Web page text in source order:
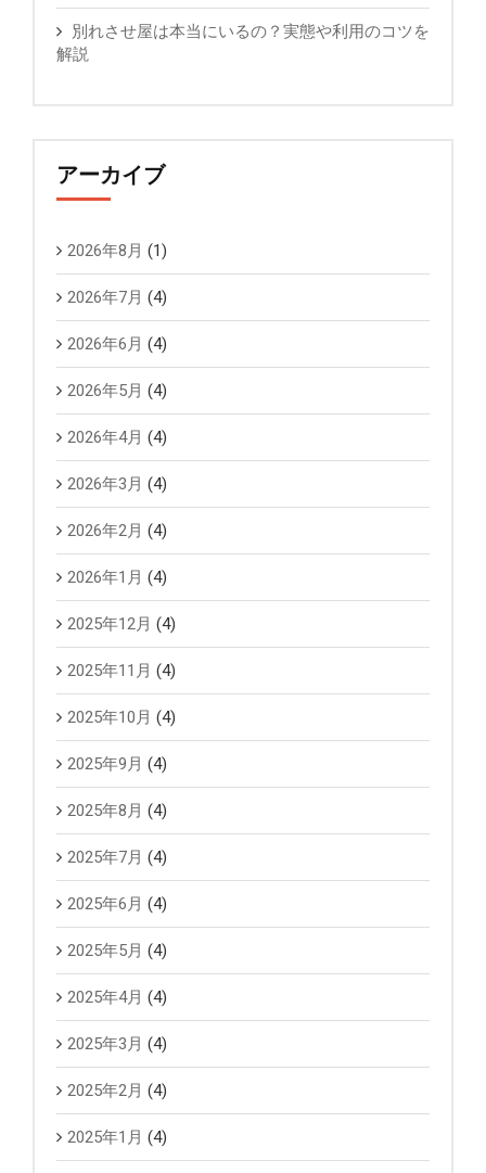
別れさせ屋は本当にいるの？実態や利用のコツを
解説
アーカイブ
2026年8月 (1)
2026年7月 (4)
2026年6月 (4)
2026年5月 (4)
2026年4月 (4)
2026年3月 (4)
2026年2月 (4)
2026年1月 (4)
2025年12月 (4)
2025年11月 (4)
2025年10月 (4)
2025年9月 (4)
2025年8月 (4)
2025年7月 (4)
2025年6月 (4)
2025年5月 (4)
2025年4月 (4)
2025年3月 (4)
2025年2月 (4)
2025年1月 (4)